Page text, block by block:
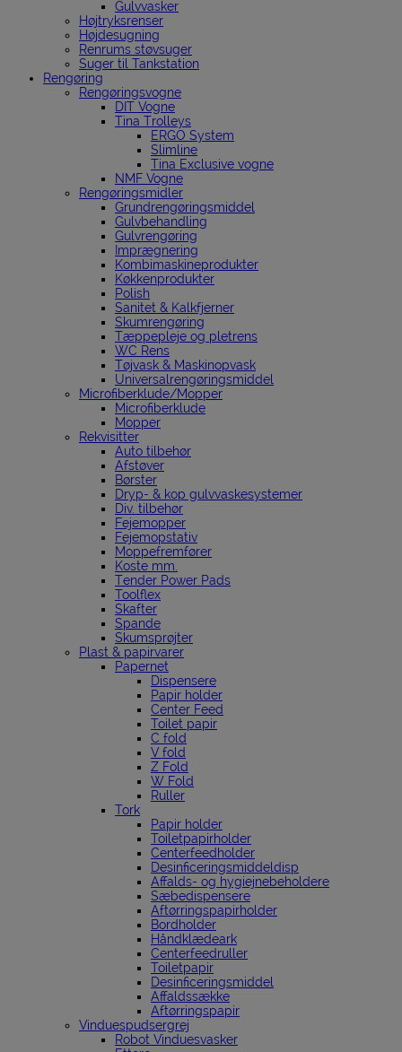
Gulvvasker
Højtryksrenser
Højdesugning
Renrums støvsuger
Suger til Tankstation
Rengøring
Rengøringsvogne
DIT Vogne
Tina Trolleys
ERGO System
Slimline
Tina Exclusive vogne
NMF Vogne
Rengøringsmidler
Grundrengøringsmiddel
Gulvbehandling
Gulvrengøring
Imprægnering
Kombimaskineprodukter
Køkkenprodukter
Polish
Sanitet & Kalkfjerner
Skumrengøring
Tæppepleje og pletrens
WC Rens
Tøjvask & Maskinopvask
Universalrengøringsmiddel
Microfiberklude/Mopper
Microfiberklude
Mopper
Rekvisitter
Auto tilbehør
Afstøver
Børster
Dryp- & kop gulvvaskesystemer
Div. tilbehør
Fejemopper
Fejemopstativ
Moppefremfører
Koste mm.
Tender Power Pads
Toolflex
Skafter
Spande
Skumsprøjter
Plast & papirvarer
Papernet
Dispensere
Papir holder
Center Feed
Toilet papir
C fold
V fold
Z Fold
W Fold
Ruller
Tork
Papir holder
Toiletpapirholder
Centerfeedholder
Desinficeringsmiddeldisp
Affalds- og hygiejnebeholdere
Sæbedispensere
Aftørringspapirholder
Bordholder
Håndklædeark
Centerfeedruller
Toiletpapir
Desinficeringsmiddel
Affaldssække
Aftørringspapir
Vinduespudsergrej
Robot Vinduesvasker